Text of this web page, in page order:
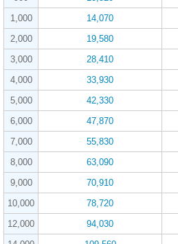
1,000
14,070
2,000
19,580
3,000
28,410
4,000
33,930
5,000
42,330
6,000
47,870
7,000
55,830
8,000
63,090
9,000
70,910
10,000
78,720
12,000
94,030